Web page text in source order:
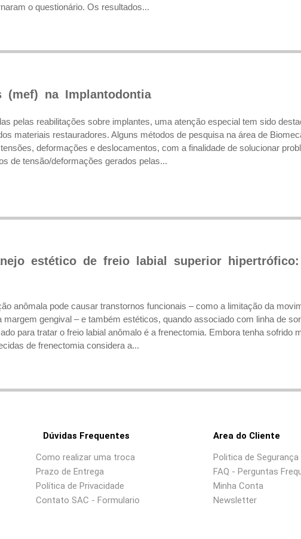
o questionário. Os resultados...
(mef) na Implantodontia
pelas reabilitações sobre implantes, uma atenção especial tem sido
materiais restauradores. Alguns métodos de pesquisa na área de
deformações e deslocamentos, com a finalidade de solucionar
de tensão/deformações gerados pelas...
estético de freio labial superior
anômala pode causar transtornos funcionais – como a limitação da
margem gengival – e também estéticos, quando associado com linha de
para tratar o freio labial anômalo é a frenectomia. Embora tenha sofrido
de frenectomia considera a...
Dúvidas Frequentes
Como realizar uma troca
Prazo de Entrega
Política de Privacidade
Contato SAC - Formulario
Area do Cliente
Politica de Segurança
FAQ - Perguntas
Minha Conta
Newsletter